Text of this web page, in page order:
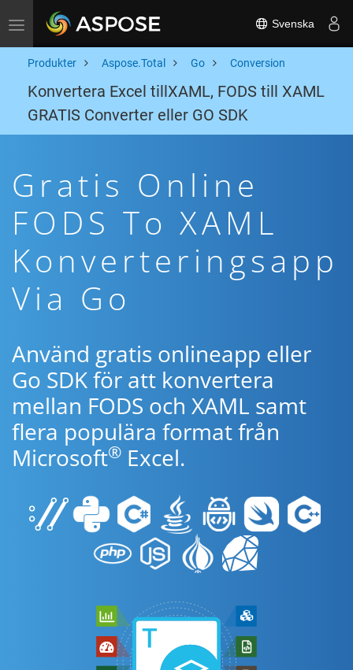
Toggle navigation Svenska
Produkter Aspose.Total Go Conversion
Konvertera Excel tillXAML, FODS till XAML
GRATIS Converter eller GO SDK
Gratis Online
FODS To XAML
Konverteringsapp
Via Go
Använd gratis onlineapp eller
Go SDK för att konvertera
mellan FODS och XAML samt
flera populära format från
Microsoft® Excel.